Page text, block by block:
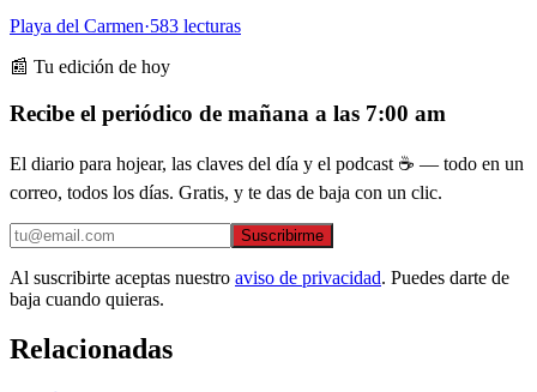
Playa del Carmen·583 lecturas
📰 Tu edición de hoy
Recibe el periódico de mañana a las 7:00 am
El diario para hojear, las claves del día y el podcast ☕ — todo en un
correo, todos los días. Gratis, y te das de baja con un clic.
Suscribirme
Al suscribirte aceptas nuestro aviso de privacidad. Puedes darte de
baja cuando quieras.
Relacionadas